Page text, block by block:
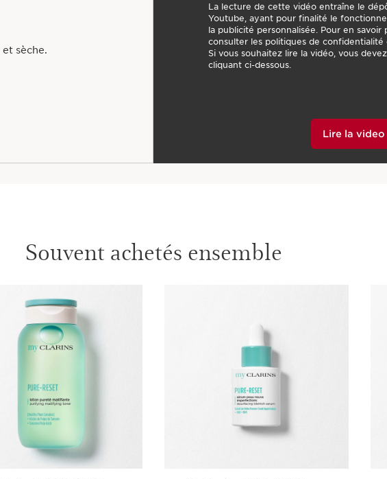
sèche.
La lecture de cette vidéo entraîne le
Youtube, ayant pour finalité le
la publicité personnalisée. Pour en savoir
consulter les politiques de confidentialité
Si vous souhaitez lire la vidéo, vous
cliquant ci-dessous.
Lire la video
Souvent achetés ensemble